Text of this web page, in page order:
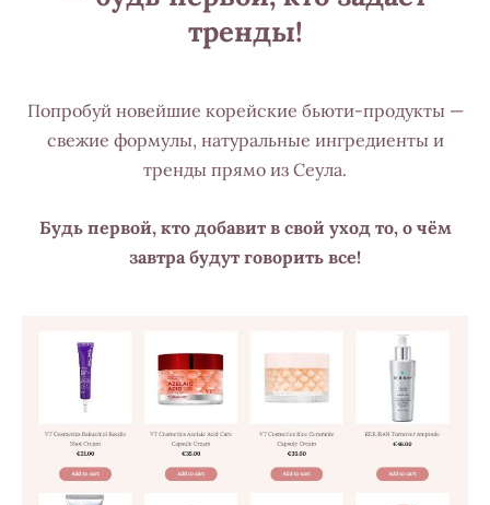
тренды!
Попробуй новейшие корейские бьюти-продукты —
свежие формулы, натуральные ингредиенты и
тренды прямо из Сеула.
Будь первой, кто добавит в свой уход то, о чём
завтра будут говорить все!